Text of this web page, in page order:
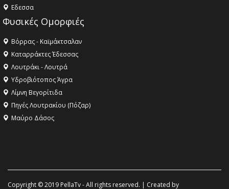
Eδεσσα
Φυσικές Ομορφιές
Βόρρας - Καϊμάκτσαλαν
Καταρράκτες Έδεσσας
Λουτράκι - Λουτρά
Υδροβιότοπος Άγρα
Λίμνη Βεγορίτιδα
Πηγές Λουτρακίου (Πόζαρ)
Μαύρο Δάσος
Copyright © 2019 PellaTv - All rights reserved. | Created by